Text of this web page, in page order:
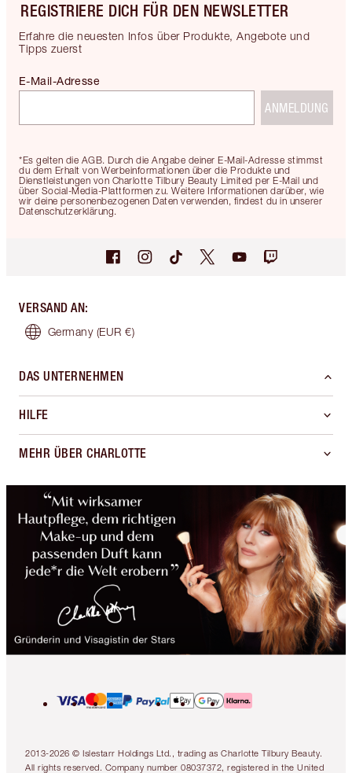
REGISTRIERE DICH FÜR DEN NEWSLETTER
Erfahre die neuesten Infos über Produkte, Angebote und
Tipps zuerst
*Es gelten die AGB. Durch die Angabe deiner E-Mail-Adresse stimmst
du dem Erhalt von Werbeinformationen über die Produkte und
Dienstleistungen von Charlotte Tilbury Beauty Limited per E-Mail und
über Social-Media-Plattformen zu. Weitere Informationen darüber, wie
wir deine personenbezogenen Daten verwenden, findest du in unserer
Datenschutzerklärung.
E-Mail-Adresse
ANMELDUNG
VERSAND AN:
Germany (EUR €)
DAS UNTERNEHMEN
HILFE
MEHR ÜBER CHARLOTTE
2013-2026 © Islestarr Holdings Ltd., trading as Charlotte Tilbury Beauty.
All rights reserved. Company number 08037372, registered in the United